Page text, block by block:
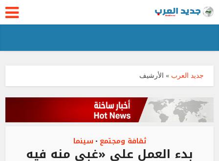
جديد العرب » الأرشيف
ثقافة ومجتمع • سينما
بدء العمل على «غبي منه فيه